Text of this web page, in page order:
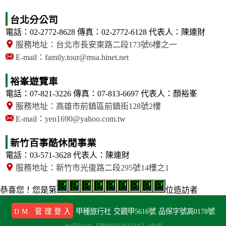
台北分公司
電話：02-2772-8628 傳真：02-2772-6128 代表人：陳連財
服務地址：台北市長安東路二段173號6樓之一
E-mail：family.tour@msa.hinet.net
裕峯遊覽車
電話：07-821-3226 傳真：07-813-6697 代表人：顏裕峯
服務地址：高雄市前鎮區前鎮街128號2樓
E-mail：yen1690@yahoo.com.tw
新竹百事酷休閒事業
電話：03-571-3628 代表人：陳連財
服務地址：新竹市光復路二段295號14樓之1
恭喜您！ 您是第 位造訪者
DM 管理登入 甲種旅行社 交觀甲5616號 品保字號高0178號